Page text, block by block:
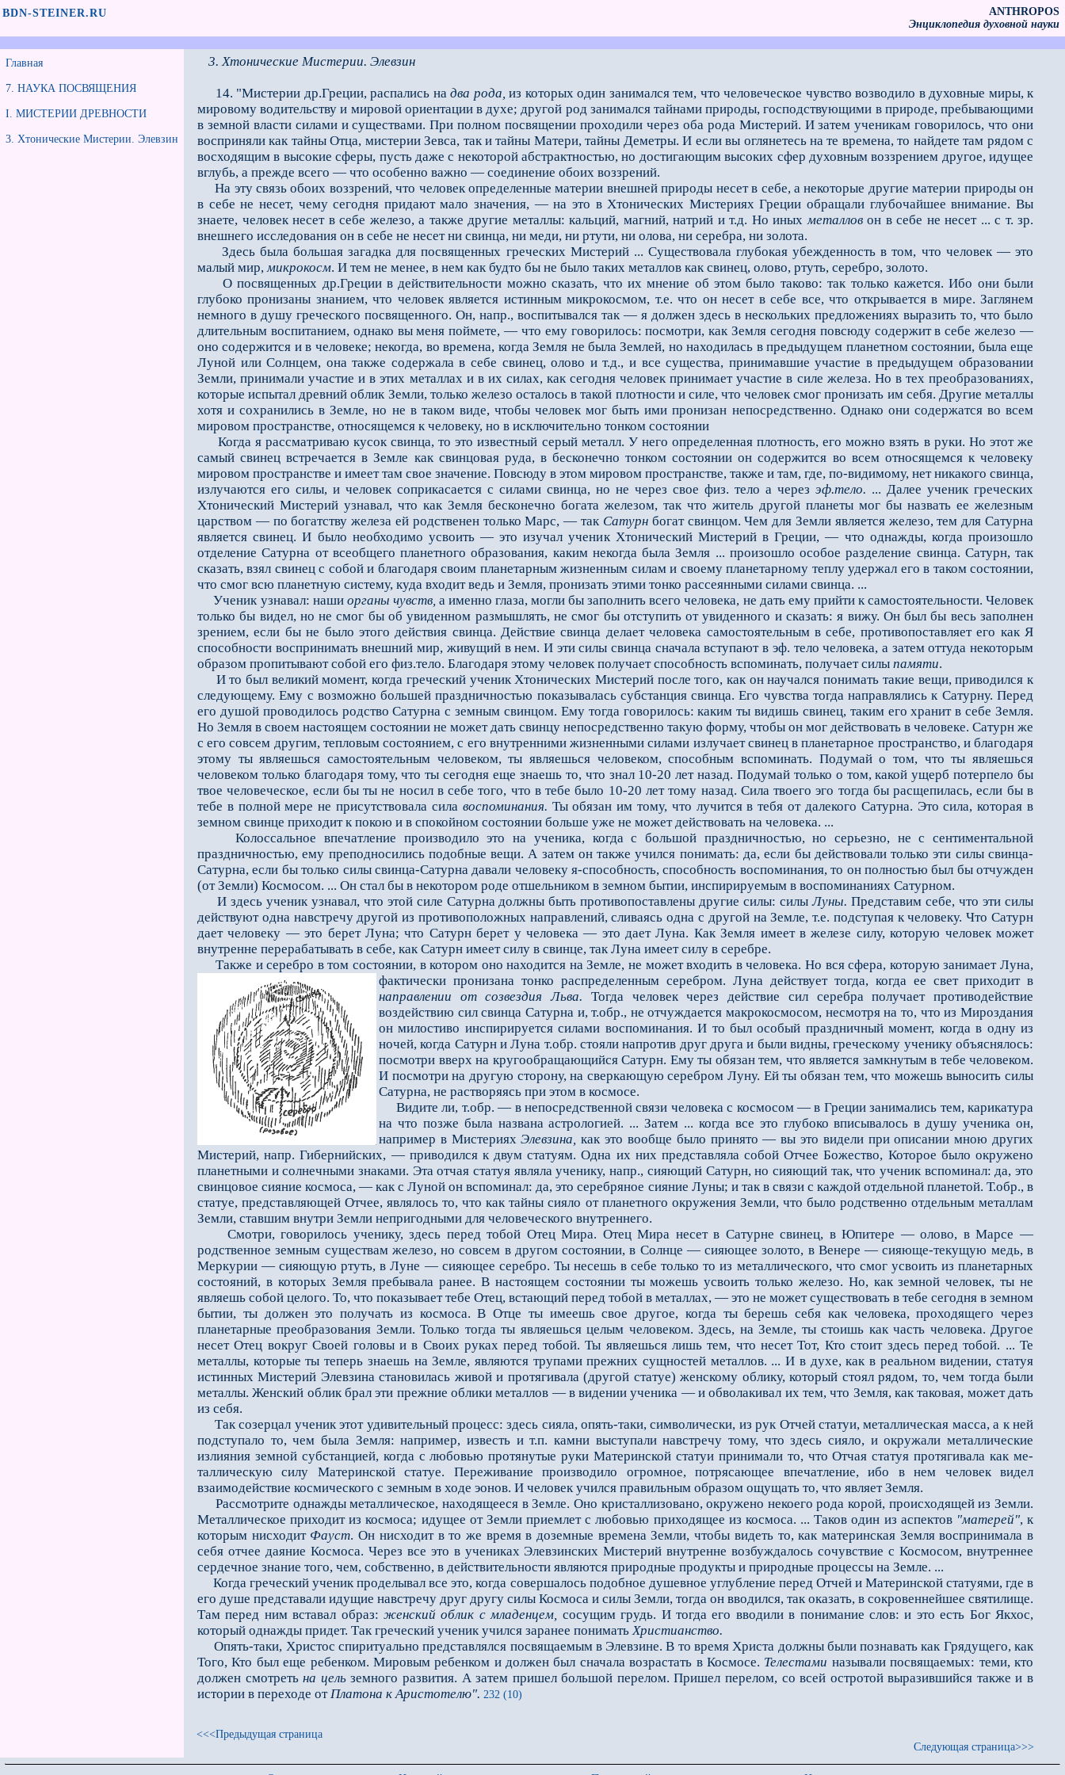
BDN-STEINER.RU
ANTHROPOS
Энциклопедия духовной науки
Главная
7. НАУКА ПОСВЯЩЕНИЯ
I. МИСТЕРИИ ДРЕВНОСТИ
3. Хтонические Мистерии. Элевзин
3. Хтонические Мистерии. Элевзин
14. "Мистерии др.Греции, распались на два рода, из которых один занимался тем, что человечес­кое чувство возводило в духовные миры, к
мировому водительству и мировой ориентации в духе; другой род занимался тайнами природы, господствующими в природе, пребывающими
в земной власти силами и суще­ствами. При полном посвящении проходили через оба рода Мистерий. И затем ученикам говорилось, что они
восприняли как тайны Отца, мистерии Зевса, так и тайны Матери, тайны Деметры. И если вы огляне­тесь на те времена, то найдете там рядом с
восходящим в высокие сферы, пусть даже с некоторой абст­рактностью, но достигающим высоких сфер духовным воззрением другое, идущее
вглубь, а прежде всего — что особенно важно — соединение обоих воззрений.
На эту связь обоих воззрений, что человек определенные материи внешней природы несет в себе, а не­которые другие материи природы он
в себе не несет, чему сегодня придают мало значения, — на это в Хтонических Мистериях Греции обращали глубочайшее внимание. Вы
знаете, человек несет в себе железо, а также другие металлы: кальций, магний, натрий и т.д. Но иныхметалловон в себе не несет ... с т. зр.
внешнего исследования он в себе не несет ни свинца, ни меди, ни ртути, ни олова, ни серебра, ни золота.
Здесь была большая загадка для посвященных греческих Мистерий ... Существовала глубокая убежден­ность в том, что человек — это
малый мир,микрокосм. И тем не менее, в нем как будто бы не бы­ло таких металлов как свинец, олово, ртуть, серебро, золото.
О посвященных др.Греции в действительности можно сказать, что их мнение об этом было таково: так только кажется. Ибо они были
глубоко пронизаны знанием, что человек является истинным микро­космом, т.е. что он несет в себе все, что открывается в мире. Заглянем
немного в душу греческо­го посвященного. Он, напр., воспитывался так — я должен здесь в нескольких предложениях выразить то, что было
длительным воспитанием, однако вы меня поймете, — что ему говорилось: посмотри, как Земля сегодня повсюду содержит в себе железо —
оно содержится и в человеке; некогда, во времена, когда Земля не была Землей, но находилась в предыдущем планетном состоянии, была еще
Луной или Солнцем, она также содержала в себе свинец, олово и т.д., и все существа, принимавшие участие в предыдущем образовании
Земли, принимали участие и в этих металлах и в их силах, как сегодня человек принимает участие в силе железа. Но в тех преобразованиях,
которые испытал древний облик Земли, только железо осталось в такой плотности и силе, что человек смог пронизать им себя. Другие металлы
хотя и сохранились в Земле, но не в таком виде, чтобы человек мог быть ими пронизан непосредственно. Однако они содержатся во всем
мировом пространстве, относящемся к человеку, но в исключительно тонком состоянии
Когда я рассматриваю кусок свинца, то это известный серый металл. У него определенная плотность, его можно взять в руки. Но этот же
самый свинец встречается в Земле как свинцовая руда, в бесконечно тонком состоянии он содержится во всем относящемся к человеку
мировом пространстве и имеет там свое значение. Повсюду в этом мировом пространстве, также и там, где, по-видимому, нет никакого свинца,
излучаются его силы, и человек соприкасается с силами свинца, но не через свое физ. тело а через эф.тело. ... Далее ученик греческих
Хтонический Мистерий узнавал, что как Земля бесконечно богата железом, так что житель другой планеты мог бы назвать ее железным
царством — по богатству же­леза ей родственен только Марс, — так Сатурнбогат свинцом. Чем для Земли является железо, тем для Сатурна
является свинец. И было необходимо усвоить — это изучал ученик Хтонический Мистерий в Греции, — что однажды, когда произошло
отделение Сатурна от всеобщего планетного образования, каким некогда была Земля ... произошло особое разделение свинца. Сатурн, так
сказать, взял свинец с собой и благо­даря своим планетарным жизненным силам и своему планетарному теплу удержал его в таком состоянии,
что смог всю планетную систему, куда входит ведь и Земля, пронизать этими тонко рассеянными силами свинца. ...
Ученик узнавал: наши органы чувств, а именно глаза, могли бы заполнить всего человека, не дать ему прийти к самостоятельности. Человек
только бы видел, но не смог бы об увиденном размышлять, не смог бы отступить от увиденного и сказать: я вижу. Он был бы весь заполнен
зрением, если бы не было этого действия свинца. Действие свинца делает человека самостоятельным в себе, противопоставляет его как Я
способности воспринимать внешний мир, живущий в нем. И эти силы свинца сначала вступают в эф. тело человека, а затем оттуда некоторым
образом пропитывают собой его физ.тело. Благодаря этому человек получает способность вспоминать, получает силы памяти.
И то был великий момент, когда греческий ученик Хтонических Мистерий после того, как он научался понимать такие вещи, приводился к
следующему. Ему с возможно большей праздничностью показывалась субстанция свинца. Его чувства тогда направлялись к Сатурну. Перед
его душой проводилось родство Сатур­на с земным свинцом. Ему тогда говорилось: каким ты видишь свинец, таким его хранит в себе Зем­ля.
Но Земля в своем настоящем состоянии не может дать свинцу непосредственно такую форму, чтобы он мог действовать в человеке. Сатурн же
с его совсем другим, тепловым состоянием, с его внутренними жизненными силами излучает свинец в планетарное пространство, и благодаря
этому ты являешься самосто­ятельным человеком, ты являешься человеком, способным вспоминать. Подумай о том, что ты являешься
человеком только благодаря тому, что ты сегодня еще знаешь то, что знал 10-20 лет назад. Подумай то­лько о том, какой ущерб потерпело бы
твое человеческое, если бы ты не носил в себе того, что в тебе было 10-20 лет тому назад. Сила твоего эго тогда бы расщепилась, если бы в
тебе в полной мере не при­сутствовала сила воспоминания. Ты обязан им тому, что лучится в тебя от далекого Сатурна. Это сила, которая в
земном свинце приходит к покою и в спокойном состоянии больше уже не может действовать на человека. ...
Колоссальное впечатление производило это на ученика, когда с большой праздничностью, но серьезно, не с сентиментальной
праздничностью, ему преподносились подобные вещи. А затем он также учился пони­мать: да, если бы действовали только эти силы свинца-
Сатурна, если бы только силы свинца-Сатурна давали человеку я-способность, способность воспоминания, то он полностью был бы отчужден
(от Земли) Космосом. ... Он стал бы в некотором роде отшельником в земном бытии, инспирируемым в воспоминаниях Сатурном.
И здесь ученик узнавал, что этой силе Сатурна должны быть противопоставлены другие силы: силыЛу­ны. Представим себе, что эти силы
действуют одна навстречу другой из противоположных направлений, сливаясь одна с другой на Земле, т.е. подступая к человеку. Что Сатурн
дает человеку — это берет Луна; что Сатурн берет у человека — это дает Луна. Как Земля имеет в железе силу, которую человек может
внутренне перерабатывать в себе, как Сатурн имеет силу в свинце, так Луна имеет силу в серебре.
Также и серебро в том состоянии, в котором оно находится на Земле, не может входить в человека. Но вся сфера, которую занимает Луна,
фактически пронизана тонко распределенным серебром. Луна дейст­вует тогда, когда ее свет приходит в
направлении от созвездия Льва. Тогда человек через действие сил серебра получает противодействие
воздействию сил свинца Сатурна и, т.обр., не отчуждается макрокосмосом, несмотря на то, что из Мироздания
он милос­тиво инспирируется силами воспоминания. И то был особый праздничный мо­мент, когда в одну из
ночей, когда Сатурн и Луна т.обр. стояли напротив друг друга и были видны, греческому ученику объяснялось:
посмотри вверх на кругообращающийся Сатурн. Ему ты обязан тем, что является замкнутым в тебе человеком.
И посмотри на другую сторону, на сверкающую серебром Луну. Ей ты обязан тем, что можешь выносить силы
Сатурна, не растворяясь при этом в космосе.
Видите ли, т.обр. — в непосредственной связи человека с космосом — в Греции занимались тем, карикатура
на что позже была названа астрологи­ей. ... Затем ... когда все это глубоко вписывалось в душу ученика он,
например в МистерияхЭлевзина, как это вообще было принято — вы это видели при описании мною других
Мистерий, напр. Гибернийских, — приводился к двум статуям. Одна их них представля­ла собой Отчее Божество, Которое было окружено
планетными и солнечными знаками. Эта отчая статуя явля­ла ученику, напр., сияющий Сатурн, но сияющий так, что ученик вспоминал: да, это
свинцовое сияние космоса, — как с Луной он вспоминал: да, это серебряное сияние Луны; и так в связи с каждой отдельной пла­нетой. Т.обр., в
статуе, представляющей Отчее, являлось то, что как тайны сияло от планетного окружения Земли, что было родственно отдельным металлам
Земли, ставшим внутри Земли непригодными для челове­ческого внутреннего.
Смотри, говорилось ученику, здесь перед тобой Отец Мира. Отец Мира несет в Сатурне свинец, в Юпи­тере — олово, в Марсе —
родственное земным существам железо, но совсем в другом состоянии, в Солнце — сияющее золото, в Венере — сияюще-текущую медь, в
Меркурии — сияющую ртуть, в Луне — сияющее серебро. Ты несешь в себе только то из металлического, что смог усвоить из планетарных
состояний, в которых Земля пребывала ранее. В настоящем состоянии ты можешь усвоить только железо. Но, как земной чело­век, ты не
являешь собой целого. То, что показывает тебе Отец, встающий перед тобой в металлах, — это не может существовать в тебе сегодня в земном
бытии, ты должен это получать из космоса. В Отце ты имеешь свое другое, когда ты берешь себя как человека, проходящего через
планетарные преобразования Земли. Только тогда ты являешься целым человеком. Здесь, на Земле, ты стоишь как часть человека. Другое
несет Отец вокруг Своей головы и в Своих руках перед тобой. Ты являешься лишь тем, что несет Тот, Кто стоит здесь перед тобой. ... Те
металлы, которые ты теперь знаешь на Земле, являются трупами прежних сущностей металлов. ... И в духе, как в реальном видении, статуя
истинных Мистерий Элевзина станови­лась живой и протягивала (другой статуе) женскому облику, который стоял рядом, то, чем тогда были
ме­таллы. Женский облик брал эти прежние облики металлов — в видении ученика — и обволакивал их тем, что Земля, как таковая, может дать
из себя.
Так созерцал ученик этот удивительный процесс: здесь сияла, опять-таки, символически, из рук Отчей статуи, металлическая масса, а к ней
подступало то, чем была Земля: например, известь и т.п. камни вы­ступали навстречу тому, что здесь сияло, и окружали металлические
излияния земной субстанцией, когда с любовью протянутые руки Материнской статуи принимали то, что Отчая статуя протягивала как ме­
таллическую силу Материнской статуе. Переживание производило огромное, потрясающее впечатление, ибо в нем человек видел
взаимодействие космического с земным в ходе эонов. И человек учился правильным образом ощущать то, что являет Земля.
Рассмотрите однажды металлическое, находящееся в Земле. Оно кристаллизовано, окружено некоего рода корой, происходящей из Земли.
Металлическое приходит из космоса; идущее от Земли приемлет с любовью приходящее из космоса. ... Таков один из аспектов "матерей", к
которым нисходит Фауст. Он нисхо­дит в то же время в доземные времена Земли, чтобы видеть то, как материнская Земля воспринимала в
себя отчее даяние Космоса. Через все это в учениках Элевзинских Мистерий внутренне возбуждалось сочувствие с Космосом, внутреннее
сердечное знание того, чем, собственно, в действительности являются природные продукты и природные процессы на Земле. ...
Когда греческий ученик проделывал все это, когда совершалось подобное душевное углубление перед Отчей и Материнской статуями, где в
его душе представа­ли идущие навстречу друг другу силы Космоса и силы Земли, тогда он вводился, так оказать, в сокровен­нейшее святилище.
Там перед ним вставал образ:женский облик с младенцем, сосущим грудь. И тогда его вводили в понимание слов: и это есть Бог Якхос,
который однажды придет. Так греческий ученик учился заранее пониматьХристианство.
Опять-таки, Христос спиритуально представлялся посвящаемым в Элевзине. В то время Христа дол­жны были познавать как Грядущего, как
Того, Кто был еще ребенком. Мировым ребенком и должен был снача­ла возрастать в Космосе. Телестами называли посвящаемых: теми, кто
должен смотретьна цельзем­ного развития. А затем пришел большой перелом. Пришел перелом, со всей остротой выразившийся также и в
истории в переходе отПлатона к Аристотелю". 232 (10)
<<<Предыдущая страница
Следующая страница>>>